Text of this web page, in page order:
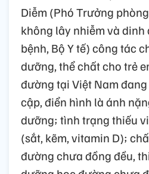
Diễm (Phó Trưởng
không lây nhiễm và dinh
bệnh, Bộ Y tế) công tác
dưỡng, thể chất cho trẻ
đường tại Việt Nam
cập, điển hình là ánh
dưỡng; tình trạng thiếu
(sắt, kẽm, vitamin D);
đường chưa đồng đều,